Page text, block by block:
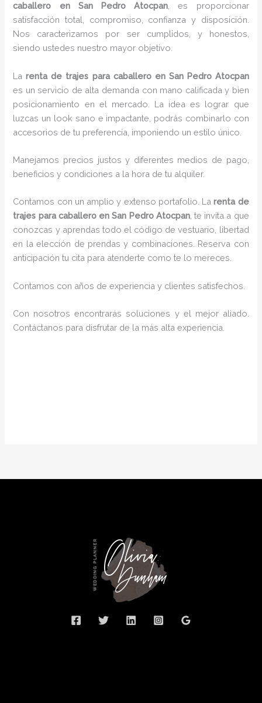
caballero en San Pedro Atocpan, es proporcionar
satisfacción total, compromiso, confianza y disposición.
Nos caracterizamos por ser cumplidos, y honestos,
siendo ustedes nuestro mayor objetivo.
Larenta de trajes para caballero en San Pedro Atocpan
es un servicio de alta demanda con mano calificada y bien
posicionamiento en el mercado. La idea es lograr que
luzcas un look sano e impactante, podrás combinarlo con
accesorios de tu preferencia, imponiendo un estilo único.
Manejamos precios justos y diferentes medios de pago,
beneficios y condiciones a la hora de tu alquiler.
Contamos con un amplio y extenso portafolio. Larenta de
trajes para caballero en San Pedro Atocpan, te invita a que
conozcas y aprendas todo el código de vestuario, libertad
en la elección de prendas y combinaciones. Reserva con
anticipación tu cita para atenderte como te lo mereces.
Contamos con años de experiencia y clientes satisfechos.
Con nosotros encontrarás soluciones y el mejor aliado.
Contáctanos para disfrutar de la más alta experiencia.